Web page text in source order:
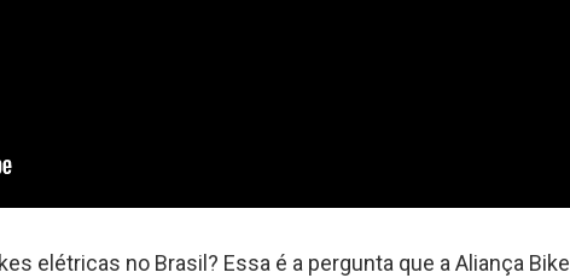
elétricas no Brasil? Essa é a pergunta que a Aliança Bike